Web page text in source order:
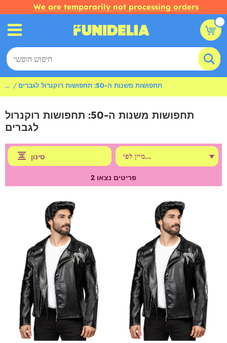
We are temporarily not processing orders
... תחפושות משנות ה-50: תחפושות רוקנרול לגברים
תחפושות משנות ה-50: תחפושות רוקנרול
לגברים
סינון
2 פריטים נצאו